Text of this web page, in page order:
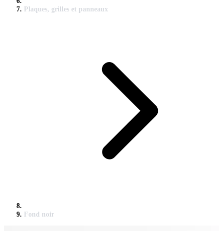
Plaques, grilles et panneaux
Fond noir